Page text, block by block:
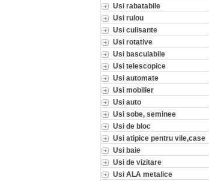
Usi rabatabile
Usi rulou
Usi culisante
Usi rotative
Usi basculabile
Usi telescopice
Usi automate
Usi mobilier
Usi auto
Usi sobe, seminee
Usi de bloc
Usi atipice pentru vile,case
Usi baie
Usi de vizitare
Usi ALA metalice